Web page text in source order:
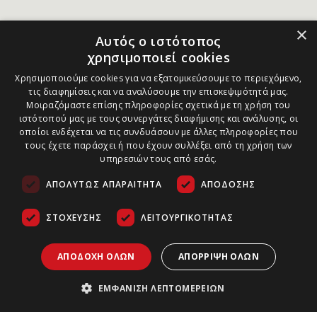
×
Αυτός ο ιστότοπος
χρησιμοποιεί cookies
Χρησιμοποιούμε cookies για να εξατομικεύσουμε το περιεχόμενο,
τις διαφημίσεις και να αναλύσουμε την επισκεψιμότητά μας.
Μοιραζόμαστε επίσης πληροφορίες σχετικά με τη χρήση του
ιστότοπού μας με τους συνεργάτες διαφήμισης και ανάλυσης, οι
οποίοι ενδέχεται να τις συνδυάσουν με άλλες πληροφορίες που
τους έχετε παράσχει ή που έχουν συλλέξει από τη χρήση των
υπηρεσιών τους από εσάς.
ΑΠΟΛΎΤΩΣ ΑΠΑΡΑΊΤΗΤΑ ΑΠΌΔΟΣΗΣ
ΣΤΌΧΕΥΣΗΣ ΛΕΙΤΟΥΡΓΙΚΌΤΗΤΑΣ
ΑΠΟΔΟΧΉ ΌΛΩΝ ΑΠΌΡΡΙΨΗ ΌΛΩΝ
ΕΜΦΆΝΙΣΗ ΛΕΠΤΟΜΕΡΕΙΏΝ